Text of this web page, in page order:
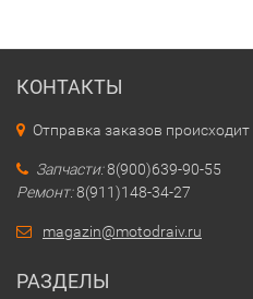
КОНТАКТЫ
Отправка заказов
Запчасти:8(900)639-90-55
Ремонт:8(911)148-34-27
magazin@motodraiv.ru
РАЗДЕЛЫ